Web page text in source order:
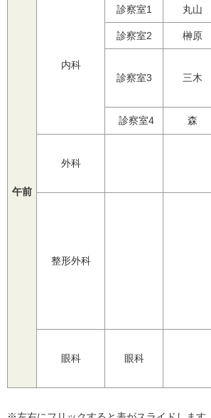
午前
内科
診察室1 丸山
診察室2 榊原
診察室3 三木
診察室4 森
外科
整形外科
眼科 眼科